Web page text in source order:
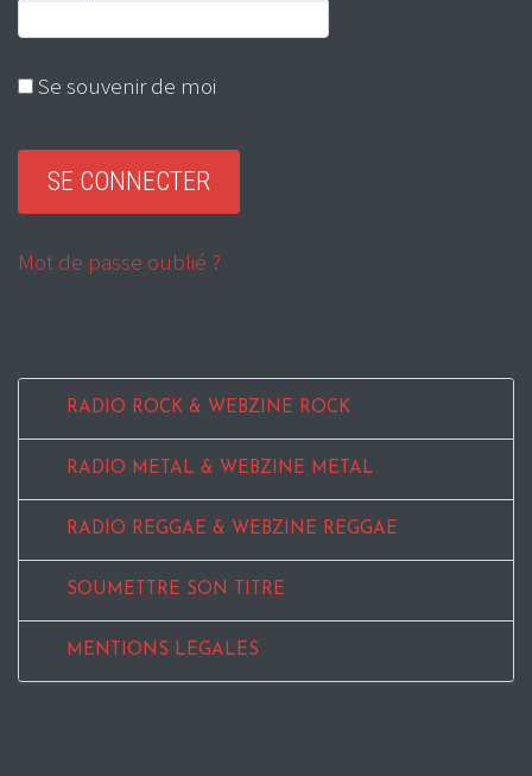
Se souvenir de moi
Mot de passe oublié ?
RADIO ROCK & WEBZINE ROCK
RADIO METAL & WEBZINE METAL
RADIO REGGAE & WEBZINE REGGAE
SOUMETTRE SON TITRE
MENTIONS LEGALES